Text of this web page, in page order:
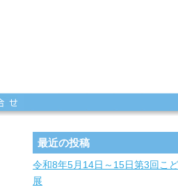
最近の投稿
令和8年5月14日～15日第3回こ
展